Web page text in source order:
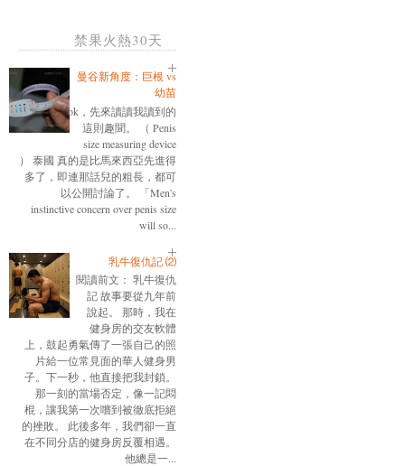
禁果火熱30天
曼谷新角度：巨根 vs
幼苗
ok，先來讀讀我讀到的
這則趣聞。 （ Penis
size measuring device
） 泰國 真的是比馬來西亞先進得
多了，即連那話兒的粗長，都可
以公開討論了。 「Men's
instinctive concern over penis size
will so...
乳牛復仇記 ⑵
閱讀前文： 乳牛復仇
記 故事要從九年前
說起。 那時，我在
健身房的交友軟體
上，鼓起勇氣傳了一張自己的照
片給一位常見面的華人健身男
子。下一秒，他直接把我封鎖。
那一刻的當場否定，像一記悶
棍，讓我第一次嚐到被徹底拒絕
的挫敗。 此後多年，我們卻一直
在不同分店的健身房反覆相遇。
他總是一...